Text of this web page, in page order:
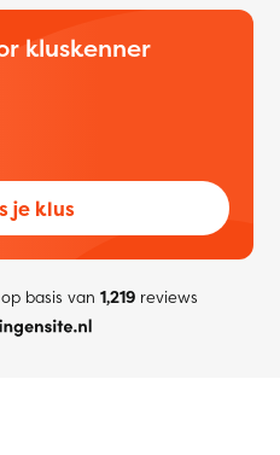
kluskenner
je klus
basis van 1,219reviews